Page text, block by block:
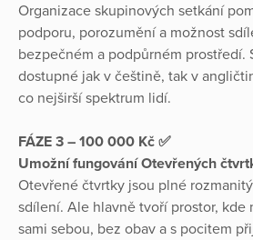
Organizace skupinových setkání
podporu, porozumění a možnost
bezpečném a podpůrném prostředí.
dostupné jak v češtině, tak v
co nejširší spektrum lidí.
FÁZE 3 – 100 000 Kč ✅
Umožní fungování Otevřených
Otevřené čtvrtky jsou plné
sdílení. Ale hlavně tvoří prostor, kde
sami sebou, bez obav a s pocitem